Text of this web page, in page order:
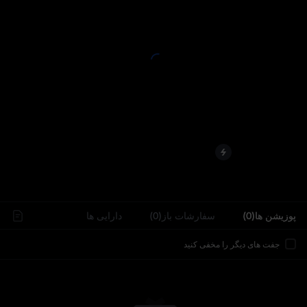
پوزیشن ها(0) سفارشات باز(0) دارایی‌ ها
جفت های دیگر را مخفی کنید